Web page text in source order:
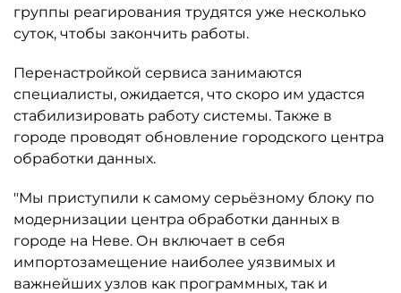
группы реагирования трудятся уже несколько
суток, чтобы закончить работы.
Перенастройкой сервиса занимаются
специалисты, ожидается, что скоро им удастся
стабилизировать работу системы. Также в
городе проводят обновление городского центра
обработки данных.
"Мы приступили к самому серьёзному блоку по
модернизации центра обработки данных в
городе на Неве. Он включает в себя
импортозамещение наиболее уязвимых и
важнейших узлов как программных, так и